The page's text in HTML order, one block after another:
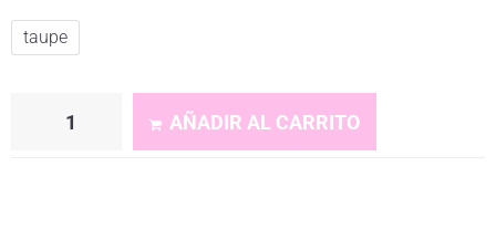
taupe
AÑADIR AL CARRITO